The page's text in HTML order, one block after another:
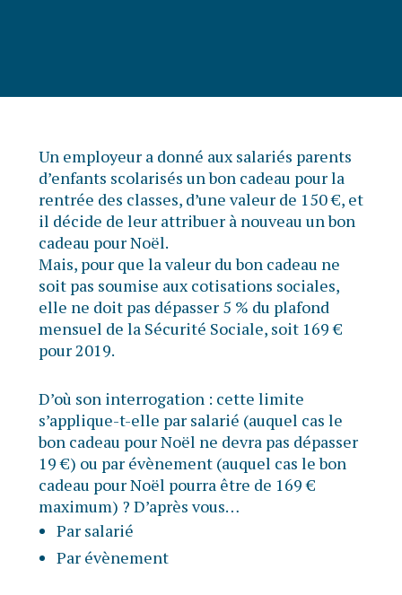
Un employeur a donné aux salariés parents
d’enfants scolarisés un bon cadeau pour la
rentrée des classes, d’une valeur de 150 €, et
il décide de leur attribuer à nouveau un bon
cadeau pour Noël.
Mais, pour que la valeur du bon cadeau ne
soit pas soumise aux cotisations sociales,
elle ne doit pas dépasser 5 % du plafond
mensuel de la Sécurité Sociale, soit 169 €
pour 2019.
D’où son interrogation : cette limite
s’applique-t-elle par salarié (auquel cas le
bon cadeau pour Noël ne devra pas dépasser
19 €) ou par évènement (auquel cas le bon
cadeau pour Noël pourra être de 169 €
maximum) ? D’après vous…
Par salarié
Par évènement